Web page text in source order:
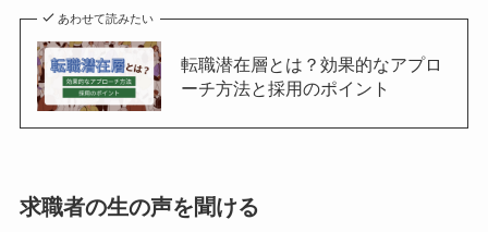
あわせて読みたい
転職潜在層とは？効果的なアプロ
ーチ方法と採用のポイント
求職者の生の声を聞ける